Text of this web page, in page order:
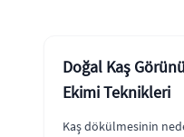
Doğal Kaş
Ekimi Teknikleri
Kaş dökülmesinin